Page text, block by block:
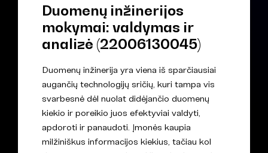
Duomenų inžinerijos
mokymai: valdymas ir
analizė (22006130045)
Duomenų inžinerija yra viena iš sparčiausiai
augančių technologijų sričių, kuri tampa vis
svarbesnė dėl nuolat didėjančio duomenų
kiekio ir poreikio juos efektyviai valdyti,
apdoroti ir panaudoti. Įmonės kaupia
milžiniškus informacijos kiekius, tačiau kol